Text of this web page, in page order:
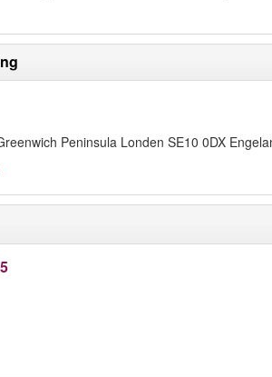
Peninsula Londen SE10 0DX